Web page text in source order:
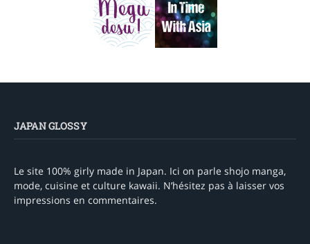
JAPAN GLOSSY
Le site 100% girly made in Japan. Ici on parle shojo manga,
mode, cuisine et culture kawaii. N’hésitez pas à laisser vos
impressions en commentaires.